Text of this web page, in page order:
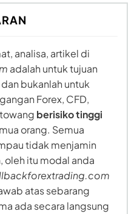
analisa, artikel di
adalah untuk tujuan
bukanlah untuk
Forex, CFD,
berisiko tinggi
orang. Semua
tidak menjamin
oleh itu modal anda
atas sebarang
ada secara langsung